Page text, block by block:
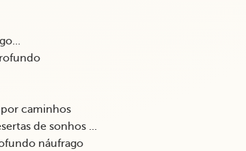
caminhos
de sonhos ...
náufrago